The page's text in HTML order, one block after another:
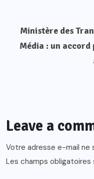
Ministère des
Média : un
Leave a
Votre adresse e-mail ne
Les champs obligatoires